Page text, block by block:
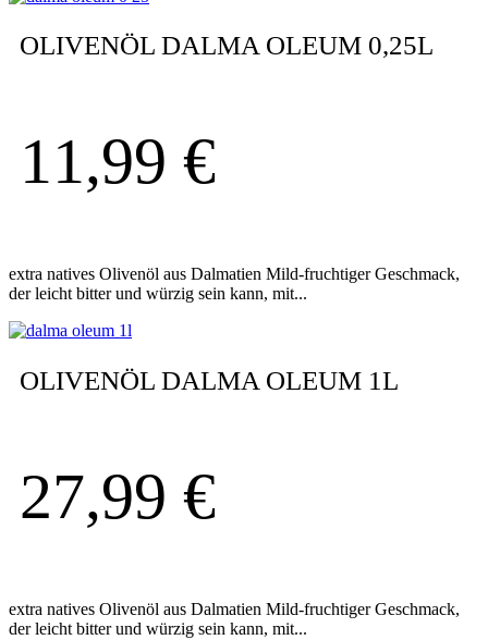
OLIVENÖL DALMA OLEUM 0,25L
11,99 €
extra natives Olivenöl aus Dalmatien Mild-fruchtiger Geschmack,
der leicht bitter und würzig sein kann, mit...
OLIVENÖL DALMA OLEUM 1L
27,99 €
extra natives Olivenöl aus Dalmatien Mild-fruchtiger Geschmack,
der leicht bitter und würzig sein kann, mit...